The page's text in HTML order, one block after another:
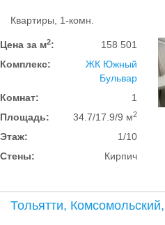
Квартиры, 1-комн.
Цена за м2:
158 501
Комплекс:
ЖК Южный
Бульвар
Комнат:
1
Площадь:
34.7/17.9/9 м2
Этаж:
1/10
Стены:
Кирпич
Тольятти,